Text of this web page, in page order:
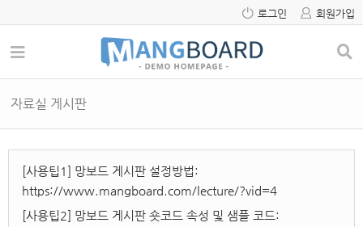
로그인 회원가입
자료실 게시판
[사용팁1] 망보드 게시판 설정방법:
https://www.mangboard.com/lecture/?vid=4
[사용팁2] 망보드 게시판 숏코드 속성 및 샘플 코드: